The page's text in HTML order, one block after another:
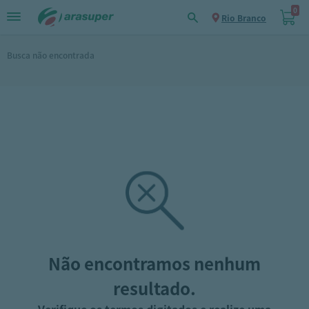
Rio Branco
0
Busca não encontrada
Não encontramos nenhum
resultado.